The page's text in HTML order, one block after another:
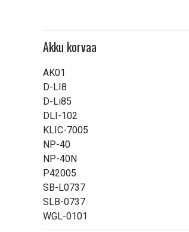
Akku korvaa
AK01
D-LI8
D-Li85
DLI-102
KLIC-7005
NP-40
NP-40N
P42005
SB-L0737
SLB-0737
WGL-0101